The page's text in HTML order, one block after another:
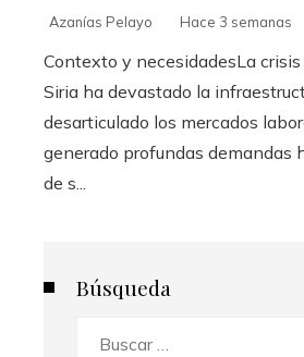
Azanías Pelayo Hace 3 semanas
Contexto y necesidadesLa
Siria ha devastado la
desarticulado los mercados
generado profundas demandas
de s...
Búsqueda